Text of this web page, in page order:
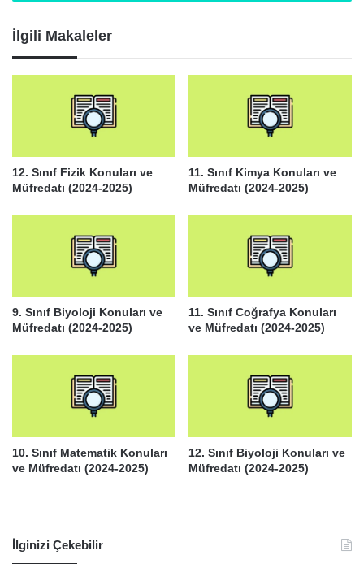
İlgili Makaleler
12. Sınıf Fizik Konuları ve
Müfredatı (2024-2025)
11. Sınıf Kimya Konuları ve
Müfredatı (2024-2025)
9. Sınıf Biyoloji Konuları ve
Müfredatı (2024-2025)
11. Sınıf Coğrafya Konuları
ve Müfredatı (2024-2025)
10. Sınıf Matematik Konuları
ve Müfredatı (2024-2025)
12. Sınıf Biyoloji Konuları ve
Müfredatı (2024-2025)
İlginizi Çekebilir